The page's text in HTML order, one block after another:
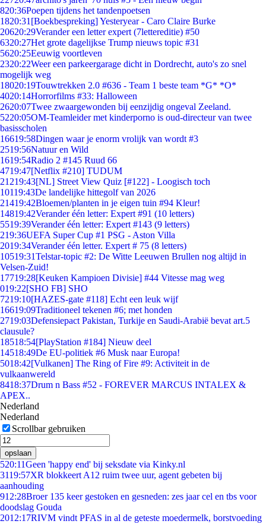
820:36Poepen tijdens het tandenpoetsen
1820:31 [Boekbespreking] Yesteryear - Caro Claire Burke
20620:29Verander een letter expert (7lettereditie) #50
6320:27Het grote dagelijkse Trump nieuws topic #31
5620:25Eeuwig voortleven
2320:22Weer een parkeergarage dicht in Dordrecht, auto's zo snel
mogelijk weg
18020:19Touwtrekken 2.0 #636 - Team 1 beste team *G* *O*
4020:14Horrorfilms #33: Halloween
2620:07Twee zwaargewonden bij eenzijdig ongeval Zeeland.
5220:05OM-Teamleider met kinderporno is oud-directeur van twee
basisscholen
16619:58Dingen waar je enorm vrolijk van wordt #3
2519:56Natuur en Wild
1619:54Radio 2 #145 Ruud 66
4719:47[Netflix #210] TUDUM
21219:43[NL] Street View Quiz [#122] - Loogisch toch
10119:43De landelijke hittegolf van 2026
21419:42Bloemen/planten in je eigen tuin #94 Kleur!
14819:42Verander één letter: Expert #91 (10 letters)
5519:39Verander één letter: Expert #143 (9 letters)
219:36UEFA Super Cup #1 PSG - Aston Villa
2019:34Verander één letter. Expert # 75 (8 letters)
10519:31Telstar-topic #2: De Witte Leeuwen Brullen nog altijd in
Velsen-Zuid!
17719:28[Keuken Kampioen Divisie] #44 Vitesse mag weg
019:22[SHO FB] SHO
7219:10[HAZES-gate #118] Echt een leuk wijf
16619:09Traditioneel tekenen #6; met honden
2719:03Defensiepact Pakistan, Turkije en Saudi-Arabië bevat art.5
clausule?
18518:54[PlayStation #184] Nieuw deel
14518:49De EU-politiek #6 Musk naar Europa!
5018:42[Vulkanen] The Ring of Fire #9: Activiteit in de
vulkaanwereld
8418:37Drum n Bass #52 - FOREVER MARCUS INTALEX &
APEX..
Nederland
Nederland
Scrollbar gebruiken
opslaan
520:11Geen 'happy end' bij seksdate via Kinky.nl
3119:57XR blokkeert A12 ruim twee uur, agent gebeten bij
aanhouding
912:28Broer 135 keer gestoken en gesneden: zes jaar cel en tbs voor
doodslag Gouda
2012:17RIVM vindt PFAS in al de geteste moedermelk, borstvoeding